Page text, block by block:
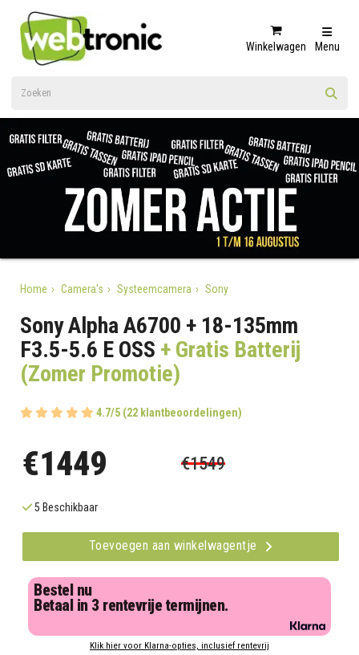
Winkelwagen Menu
Home Camera's Systeemcamera Sony
Sony Alpha A6700 + 18-135mm
F3.5-5.6 E OSS + Gratis Batterij
(Zomer Promotie)
4.7/5 (22 klantbeoordelingen)
€1449 €1549
5 Beschikbaar
Toevoegen aan winkelwagentje
Bestel nu
Betaal in 3 rentevrije termijnen.
Klik hier voor Klarna-opties, inclusief rentevrij